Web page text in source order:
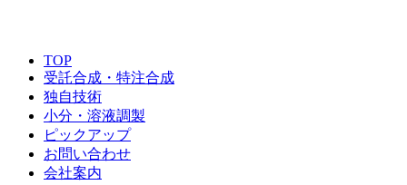
TOP
受託合成・特注合成
独自技術
小分・溶液調製
ピックアップ
お問い合わせ
会社案内